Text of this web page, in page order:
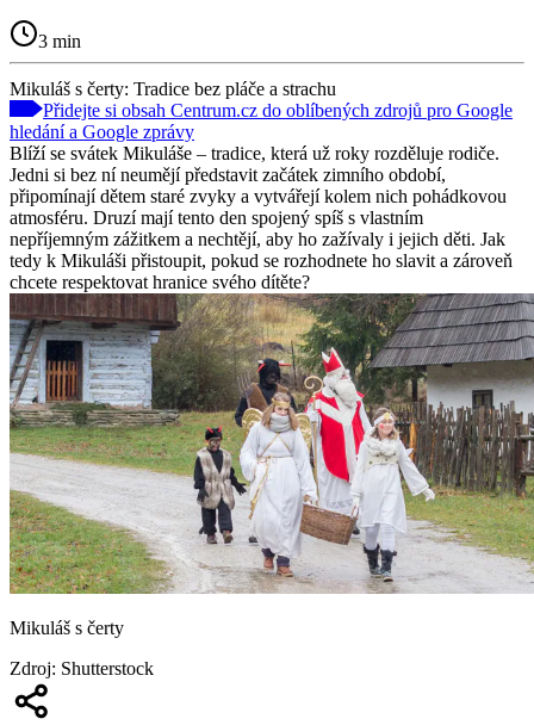
3 min
Mikuláš s čerty: Tradice bez pláče a strachu
Přidejte si obsah Centrum.cz do oblíbených zdrojů pro Google
hledání a Google zprávy
Blíží se svátek Mikuláše – tradice, která už roky rozděluje rodiče.
Jedni si bez ní neumějí představit začátek zimního období,
připomínají dětem staré zvyky a vytvářejí kolem nich pohádkovou
atmosféru. Druzí mají tento den spojený spíš s vlastním
nepříjemným zážitkem a nechtějí, aby ho zažívaly i jejich děti. Jak
tedy k Mikuláši přistoupit, pokud se rozhodnete ho slavit a zároveň
chcete respektovat hranice svého dítěte?
Mikuláš s čerty
Zdroj: Shutterstock